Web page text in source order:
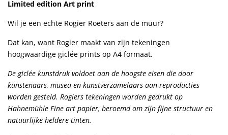
Limited edition Art print
Wil je een echte Rogier Roeters aan de muur?
Dat kan, want Rogier maakt van zijn tekeningen
hoogwaardige giclée prints op A4 formaat.
De giclée kunstdruk voldoet aan de hoogste eisen die door
kunstenaars, musea en kunstverzamelaars aan reproducties
worden gesteld. Rogiers tekeningen worden gedrukt op
Hahnemühle Fine art papier, beroemd om zijn fijne structuur en
natuurlijke heldere tinten.